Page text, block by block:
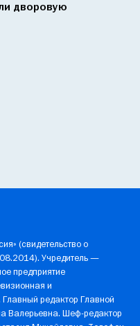
дворовую
(свидетельство о
Учредитель —
предприятие
и
редактор Главной
Валерьевна. Шеф-редактор